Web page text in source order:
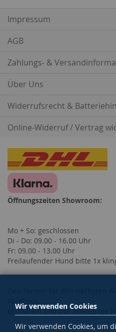
Impressum
AGB
Zahlungs- &
Über Uns
Widerrufsrecht &
Online-Widerruf / Vertrag
Öffnungszeiten Showroom:
Mo + So: geschlossen
Di - Do: 09.00 - 16.00 Uhr
Fr: 09.00 - 13.00 Uhr
Freilaufender Hund bitte 1x
Facebook,
Instagram und per Homepage
Wir verwenden Cookies
Wir verwenden Cookies, um